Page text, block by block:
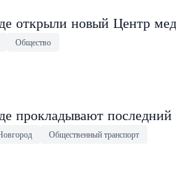
открыли новый Центр
Общество
прокладывают последний
Общественный транспорт